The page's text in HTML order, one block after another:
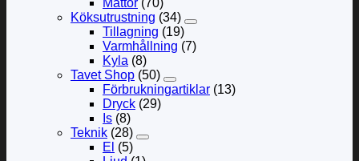
Köksutrustning (34)
Tillagning (19)
Varmhållning (7)
Kyla (8)
Tavet Shop (50)
Förbrukningartiklar (13)
Dryck (29)
Is (8)
Teknik (28)
El (5)